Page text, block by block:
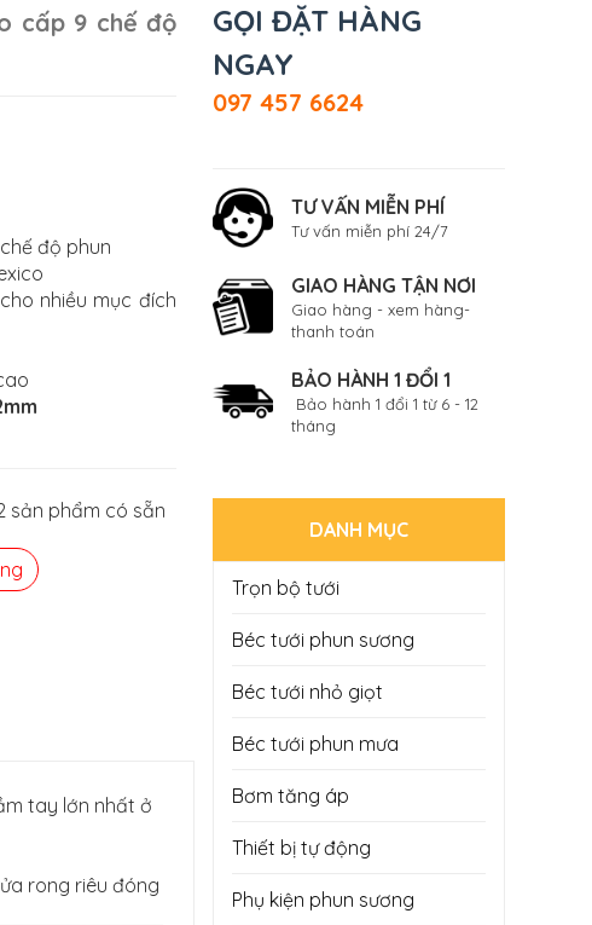
cấp 9 chế độ
độ phun
nhiều mục đích
sản phẩm có sẵn
tay lớn nhất ở
rong riêu đóng
GỌI ĐẶT HÀNG
NGAY
097 457 6624
TƯ VẤN MIỄN PHÍ
Tư vấn miễn phí 24/7
GIAO HÀNG TẬN NƠI
Giao hàng - xem hàng-
thanh toán
BẢO HÀNH 1 ĐỔI 1
Bảo hành 1 đổi 1 từ 6 - 12
tháng
DANH MỤC
Trọn bộ tưới
Béc tưới phun sương
Béc tưới nhỏ giọt
Béc tưới phun mưa
Bơm tăng áp
Thiết bị tự động
Phụ kiện phun sương